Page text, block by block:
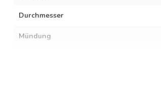
Durchmesser
Mündung